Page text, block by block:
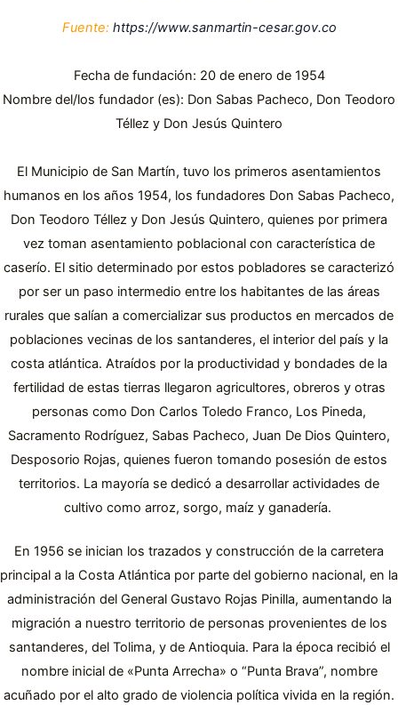
Fuente: https://www.sanmartin-cesar.gov.co
Fecha de fundación: 20 de enero de 1954
Nombre del/los fundador (es): Don Sabas Pacheco, Don Teodoro
Téllez y Don Jesús Quintero
El Municipio de San Martín, tuvo los primeros asentamientos
humanos en los años 1954, los fundadores Don Sabas Pacheco,
Don Teodoro Téllez y Don Jesús Quintero, quienes por primera
vez toman asentamiento poblacional con característica de
caserío. El sitio determinado por estos pobladores se caracterizó
por ser un paso intermedio entre los habitantes de las áreas
rurales que salían a comercializar sus productos en mercados de
poblaciones vecinas de los santanderes, el interior del país y la
costa atlántica. Atraídos por la productividad y bondades de la
fertilidad de estas tierras llegaron agricultores, obreros y otras
personas como Don Carlos Toledo Franco, Los Pineda,
Sacramento Rodríguez, Sabas Pacheco, Juan De Dios Quintero,
Desposorio Rojas, quienes fueron tomando posesión de estos
territorios. La mayoría se dedicó a desarrollar actividades de
cultivo como arroz, sorgo, maíz y ganadería.
​En 1956 se inician los trazados y construcción de la carretera
principal a la Costa Atlántica por parte del gobierno nacional, en la
administración del General Gustavo Rojas Pinilla, aumentando la
migración a nuestro territorio de personas provenientes de los
santanderes, del Tolima, y de Antioquia. Para la época recibió el
nombre inicial de «Punta Arrecha» o “Punta Brava”, nombre
acuñado por el alto grado de violencia política vivida en la región.